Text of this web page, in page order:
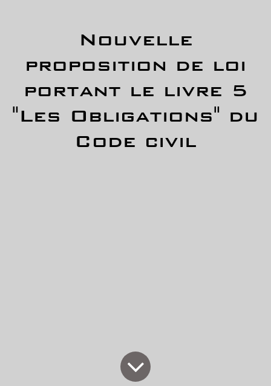
Nouvelle
proposition de loi
portant le livre 5
"Les Obligations" du
Code civil